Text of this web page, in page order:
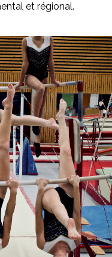
et régional.